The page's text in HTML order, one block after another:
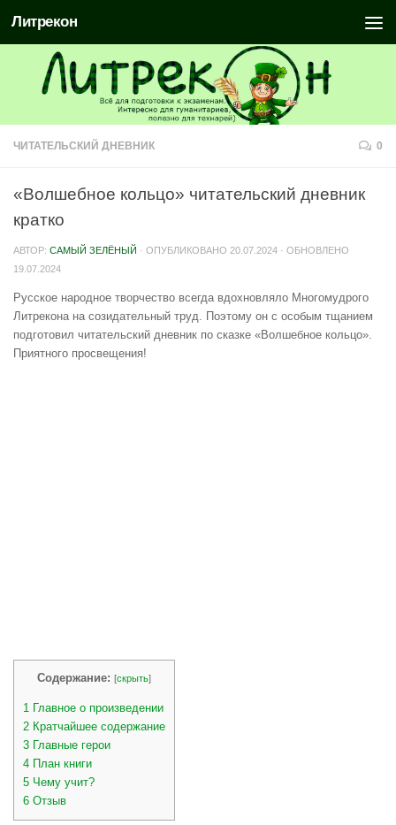
Литрекон
ЧИТАТЕЛЬСКИЙ ДНЕВНИК 0
«Волшебное кольцо» читательский дневник
кратко
АВТОР: САМЫЙ ЗЕЛЁНЫЙ · ОПУБЛИКОВАНО 20.07.2024 · ОБНОВЛЕНО
19.07.2024
Русское народное творчество всегда вдохновляло Многомудрого
Литрекона на созидательный труд. Поэтому он с особым тщанием
подготовил читательский дневник по сказке «Волшебное кольцо».
Приятного просвещения!
Содержание: [скрыть]
1
Главное о произведении
2 Кратчайшее содержание
3 Главные герои
4 План книги
5 Чему учит?
6 Отзыв